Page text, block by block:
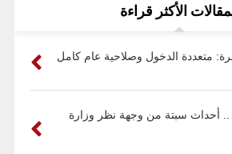
الأكثر قراءة
متعددة الدخول وصلاحية عام كامل
أحداث سبتة من وجهة نظر وزارة